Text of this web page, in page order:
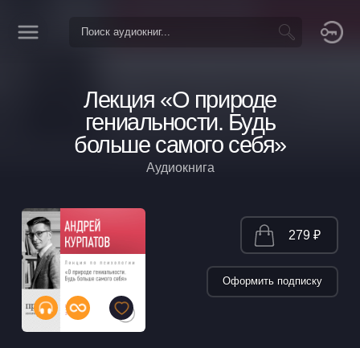
Лекция «О природе
гениальности. Будь
больше самого себя»
Аудиокнига
279 ₽
Оформить подписку